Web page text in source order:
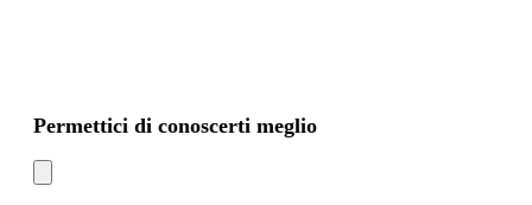
Permettici di conoscerti meglio